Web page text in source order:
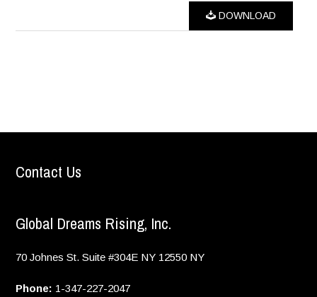
DOWNLOAD
Contact Us
Global Dreams Rising, Inc.
70 Johnes St. Suite #304E NY 12550 NY
Phone: 1-347-227-2047